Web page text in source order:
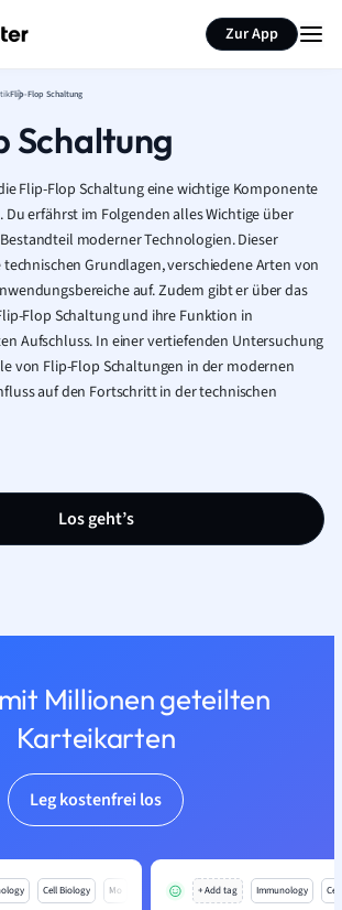
Zur App
Flip-Flop Schaltung
Schaltung
Flip-Flop Schaltung eine wichtige Komponente
Du erfährst im Folgenden alles Wichtige über
moderner Technologien. Dieser
Grundlagen, verschiedene Arten von
auf. Zudem gibt er über das
Flop Schaltung und ihre Funktion in
Aufschluss. In einer vertiefenden Untersuchung
von Flip-Flop Schaltungen in der modernen
auf den Fortschritt in der technischen
Los geht’s
Millionen geteilten
Karteikarten
Leg kostenfrei los
Cell Biology Mo + Add tag Immunology
Seite zusammenfassen